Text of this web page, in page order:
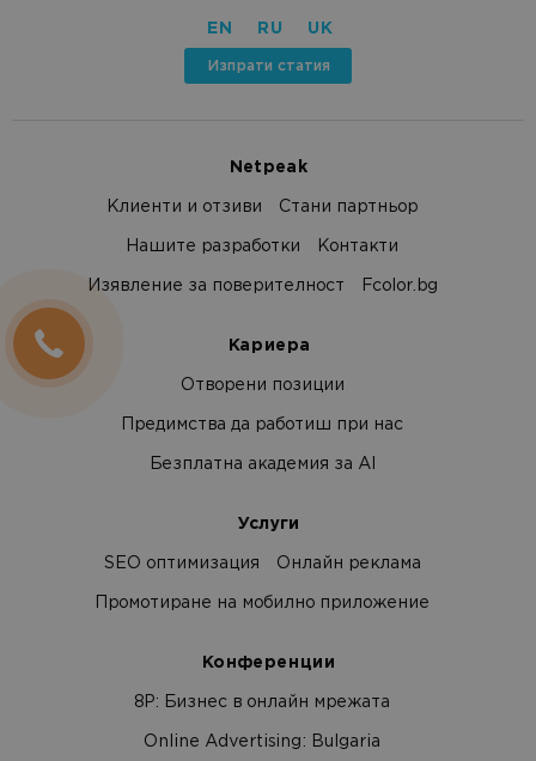
EN RU UK
Изпрати статия
Netpeak
Клиенти и отзиви Стани партньор
Нашите разработки Контакти
Изявление за поверителност Fcolor.bg
Кариера
Отворени позиции
Предимства да работиш при нас
Безплатна академия за AI
Услуги
SEO оптимизация Онлайн реклама
Промотиране на мобилно приложение
Конференции
8Р: Бизнес в онлайн мрежата
Online Advertising: Bulgaria